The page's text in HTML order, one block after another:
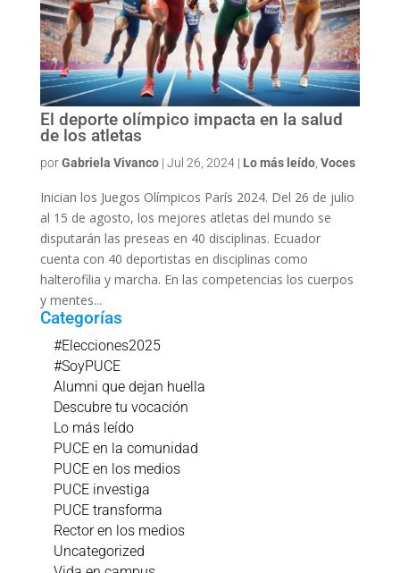
El deporte olímpico impacta en la salud
de los atletas
porGabriela Vivanco| Jul 26, 2024| Lo más leído, Voces
Inician los Juegos Olímpicos París 2024. Del 26 de julio
al 15 de agosto, los mejores atletas del mundo se
disputarán las preseas en 40 disciplinas. Ecuador
cuenta con 40 deportistas en disciplinas como
halterofilia y marcha. En las competencias los cuerpos
y mentes...
Categorías
#Elecciones2025
#SoyPUCE
Alumni que dejan huella
Descubre tu vocación
Lo más leído
PUCE en la comunidad
PUCE en los medios
PUCE investiga
PUCE transforma
Rector en los medios
Uncategorized